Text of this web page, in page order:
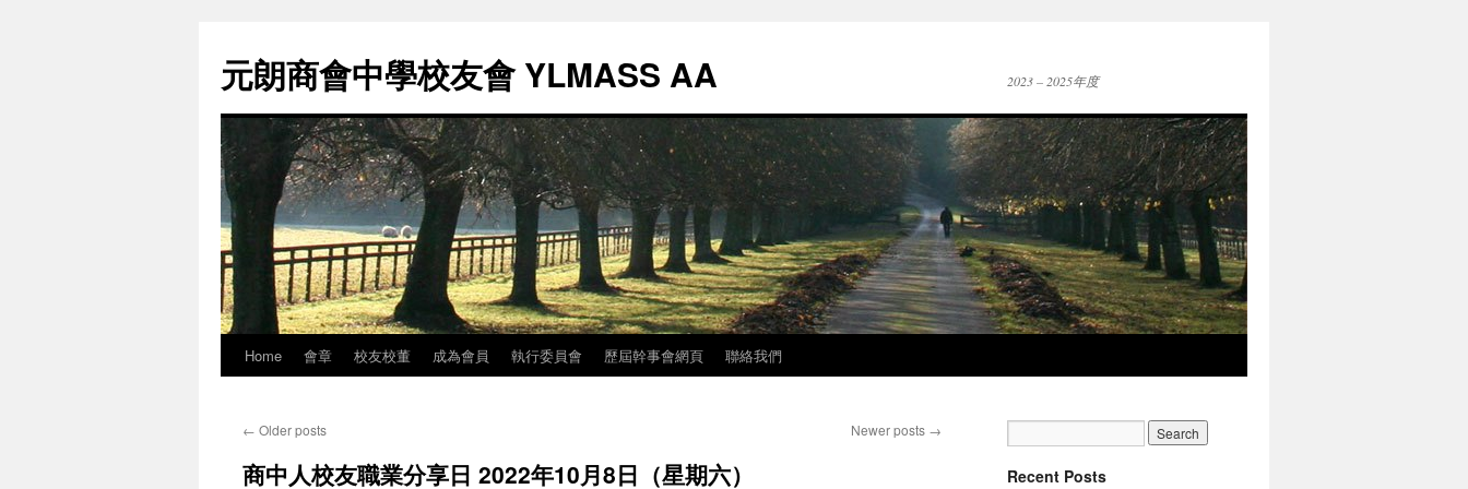
元朗商會中學校友會 YLMASS AA 2023 – 2025年度
Skip
content
Home 會章 校友校董 成為會員 執行委員會 歷屆幹事會網頁 聯絡我們
← Older posts Newer posts →
商中人校友職業分享日 2022年10月8日（星期六） Recent Posts